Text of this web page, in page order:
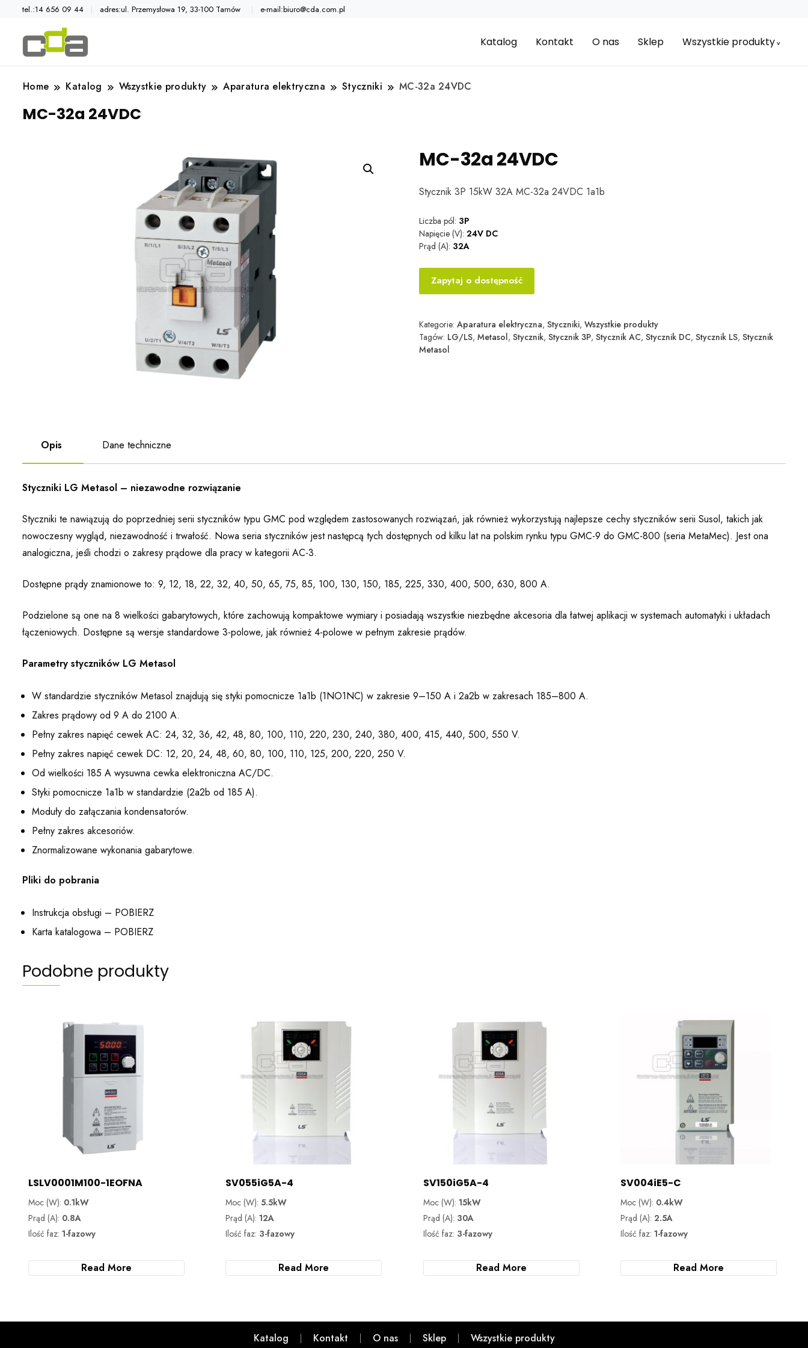
tel.:14 656 09 44 adres:ul. Przemysłowa 19, 33-100 Tarnów e-mail:biuro@cda.com.pl
Katalog Kontakt O nas Sklep Wszystkie produkty
Home Katalog Wszystkie produkty Aparatura elektryczna Styczniki MC-32a 24VDC
MC-32a 24VDC
MC-32a 24VDC
Stycznik 3P 15kW 32A MC-32a 24VDC 1a1b
Liczba pól: 3P
Napięcie (V): 24V DC
Prąd (A): 32A
Zapytaj o dostępność
Kategorie:Aparatura elektryczna,Styczniki,Wszystkie produkty
Tagów: LG/LS,Metasol,Stycznik,Stycznik 3P,Stycznik AC,Stycznik DC,Stycznik LS,Stycznik
Metasol
Opis Dane techniczne
Styczniki LG Metasol – niezawodne rozwiązanie
Styczniki te nawiązują do poprzedniej serii styczników typu GMC pod względem zastosowanych rozwiązań, jak również wykorzystują najlepsze cechy styczników serii Susol, takich jak
nowoczesny wygląd, niezawodność i trwałość. Nowa seria styczników jest następcą tych dostępnych od kilku lat na polskim rynku typu GMC-9 do GMC-800 (seria MetaMec). Jest ona
analogiczna, jeśli chodzi o zakresy prądowe dla pracy w kategorii AC-3.
Dostępne prądy znamionowe to: 9, 12, 18, 22, 32, 40, 50, 65, 75, 85, 100, 130, 150, 185, 225, 330, 400, 500, 630, 800 A.
Podzielone są one na 8 wielkości gabarytowych, które zachowują kompaktowe wymiary i posiadają wszystkie niezbędne akcesoria dla łatwej aplikacji w systemach automatyki i układach
łączeniowych. Dostępne są wersje standardowe 3-polowe, jak również 4-polowe w pełnym zakresie prądów.
Parametry styczników LG Metasol
W standardzie styczników Metasol znajdują się styki pomocnicze 1a1b (1NO1NC) w zakresie 9–150 A i 2a2b w zakresach 185–800 A.
Zakres prądowy od 9 A do 2100 A.
Pełny zakres napięć cewek AC: 24, 32, 36, 42, 48, 80, 100, 110, 220, 230, 240, 380, 400, 415, 440, 500, 550 V.
Pełny zakres napięć cewek DC: 12, 20, 24, 48, 60, 80, 100, 110, 125, 200, 220, 250 V.
Od wielkości 185 A wysuwna cewka elektroniczna AC/DC.
Styki pomocnicze 1a1b w standardzie (2a2b od 185 A).
Moduły do załączania kondensatorów.
Pełny zakres akcesoriów.
Znormalizowane wykonania gabarytowe.
Pliki do pobrania
Instrukcja obsługi – POBIERZ
Karta katalogowa – POBIERZ
Podobne produkty
LSLV0001M100-1EOFNA
Moc (W): 0.1kW
Prąd (A): 0.8A
Ilość faz: 1-fazowy
Read More
SV055iG5A-4
Moc (W):5.5kW
Prąd (A):12A
Ilość faz: 3-fazowy
Read More
SV150iG5A-4
Moc (W): 15kW
Prąd (A): 30A
Ilość faz: 3-fazowy
Read More
SV004iE5-C
Moc (W): 0.4kW
Prąd (A): 2.5A
Ilość faz: 1-fazowy
Read More
Katalog Kontakt O nas Sklep Wszystkie produkty